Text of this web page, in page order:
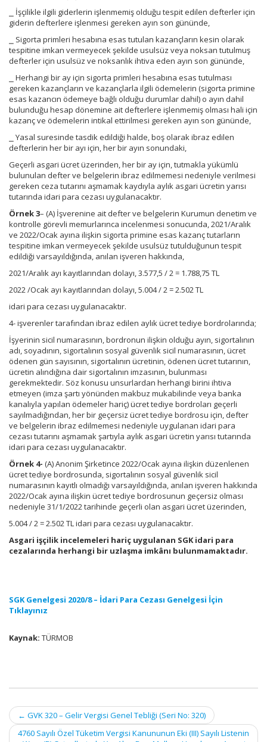
⎯ İşçilikle ilgili giderlerin işlenmemiş olduğu tespit edilen defterler için
giderin defterlere işlenmesi gereken ayın son gününde,
⎯ Sigorta primleri hesabına esas tutulan kazançların kesin olarak
tespitine imkan vermeyecek şekilde usulsüz veya noksan tutulmuş
defterler için usulsüz ve noksanlık ihtiva eden ayın son gününde,
⎯ Herhangi bir ay için sigorta primleri hesabına esas tutulması
gereken kazançların ve kazançlarla ilgili ödemelerin (sigorta primine
esas kazancın ödemeye bağlı olduğu durumlar dahil) o ayın dahil
bulunduğu hesap dönemine ait defterlere işlenmemiş olması hali için
kazanç ve ödemelerin intikal ettirilmesi gereken ayın son gününde,
⎯ Yasal suresinde tasdik edildiği halde, boş olarak ibraz edilen
defterlerin her bir ayı için, her bir ayın sonundaki,
Geçerli asgari ücret üzerinden, her bir ay için, tutmakla yükümlü
bulunulan defter ve belgelerin ibraz edilmemesi nedeniyle verilmesi
gereken ceza tutarını aşmamak kaydıyla aylık asgari ücretin yarısı
tutarında idari para cezası uygulanacaktır.
Örnek 3– (A) İşverenine ait defter ve belgelerin Kurumun denetim ve
kontrolle görevli memurlarınca incelenmesi sonucunda, 2021/Aralık
ve 2022/Ocak ayına ilişkin sigorta primine esas kazanç tutarların
tespitine imkan vermeyecek şekilde usulsüz tutulduğunun tespit
edildiği varsayıldığında, anılan işveren hakkında,
2021/Aralık ayı kayıtlarından dolayı, 3.577,5 / 2 = 1.788,75 TL
2022 /Ocak ayı kayıtlarından dolayı, 5.004 / 2 = 2.502 TL
idari para cezası uygulanacaktır.
4- işverenler tarafından ibraz edilen aylık ücret tediye bordrolarında;
İşyerinin sicil numarasının, bordronun ilişkin olduğu ayın, sigortalının
adı, soyadının, sigortalının sosyal güvenlik sicil numarasının, ücret
ödenen gün sayısının, sigortalının ücretinin, ödenen ücret tutarının,
ücretin alındığına dair sigortalının imzasının, bulunması
gerekmektedir. Söz konusu unsurlardan herhangi birini ihtiva
etmeyen (imza şartı yönünden makbuz mukabilinde veya banka
kanalıyla yapılan ödemeler hariç) ücret tediye bordroları geçerli
sayılmadığından, her bir geçersiz ücret tediye bordrosu için, defter
ve belgelerin ibraz edilmemesi nedeniyle uygulanan idari para
cezası tutarını aşmamak şartıyla aylık asgari ücretin yarısı tutarında
idari para cezası uygulanacaktır.
Örnek 4- (A) Anonim Şirketince 2022/Ocak ayına ilişkin düzenlenen
ücret tediye bordrosunda, sigortalının sosyal güvenlik sicil
numarasının kayıtlı olmadığı varsayıldığında, anılan işveren hakkında
2022/Ocak ayına ilişkin ücret tediye bordrosunun geçersiz olması
nedeniyle 31/1/2022 tarihinde geçerli olan asgari ücret üzerinden,
5.004 / 2 = 2.502 TL idari para cezası uygulanacaktır.
Asgari işçilik incelemeleri hariç uygulanan SGK idari para
cezalarında herhangi bir uzlaşma imkânı bulunmamaktadır.
SGK Genelgesi 2020/8 – İdari Para Cezası Genelgesi İçin
Tıklayınız
Kaynak: TÜRMOB
Post
← GVK 320 – Gelir Vergisi Genel Tebliği (Seri No: 320)
4760 Sayılı Özel Tüketim Vergisi Kanununun Eki (III) Sayılı Listenin